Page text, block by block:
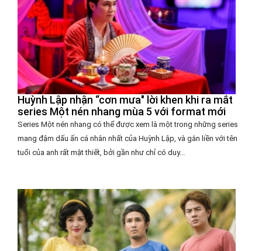
Huỳnh Lập nhận “cơn mưa" lời khen khi ra mắt
series Một nén nhang mùa 5 với format mới
Series Một nén nhang có thể được xem là một trong những series
mang đậm dấu ấn cá nhân nhất của Huỳnh Lập, và gắn liền với tên
tuổi của anh rất mật thiết, bởi gần như chỉ có duy...